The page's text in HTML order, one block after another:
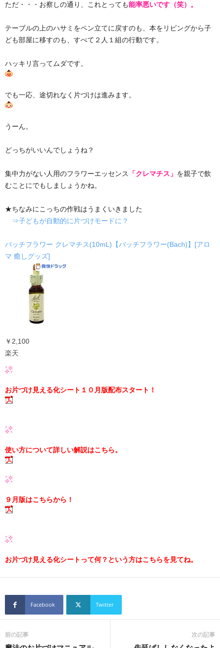
ただ・・・お察しの通り、これとっても能率悪いです（笑）。
テーブルの上のハサミをペン立てに戻すのも、本をリビングから子
ども部屋に移すのも、すべて２人１組の行動です。
ハッキリ言ってムダです。
でも一応、途切れなく片づけは進みます。
うーん。
どっちがいいんでしょうね？
集中力がない人用のフラワーエッセンス 「クレマチス」 を親子で飲
むことにでもしましょうかね。
★ちなみにこっちの作戦はうまくいきました
⇒子どもが自動的に片づけモードに？
バッチフラワー クレマチス(10mL)【バッチフラワー(Bach)】[アロ
マ 癒しグッズ]
￥2,100
楽天
お片づけ見える化シート１０月版配布スタート！
使い方について詳しい解説はこちら。
９月版はこちらから！
お片づけ見える化シートって何？という方はこちらを見てね。
Facebook Twitter
前の記事 次の記事